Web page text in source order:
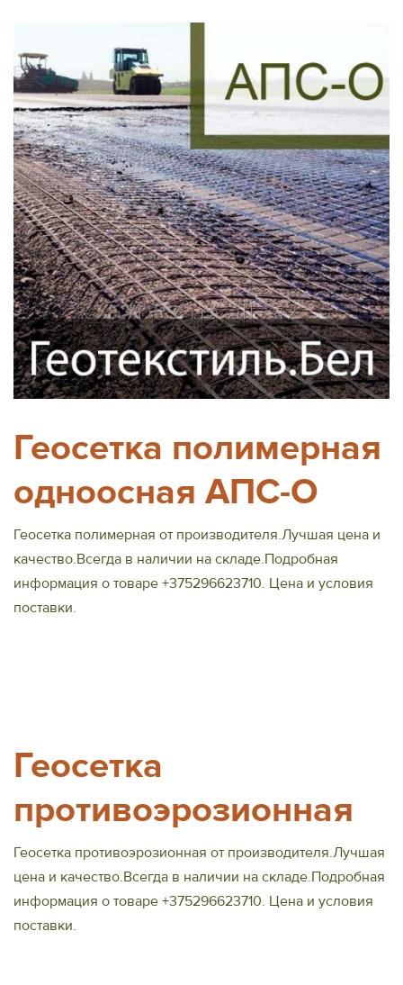
Геосетка полимерная
одноосная АПС-О
Геосетка полимерная от производителя.Лучшая цена и
качество.Всегда в наличии на складе.Подробная
информация о товаре +375296623710. Цена и условия
поставки.
Геосетка
противоэрозионная
Геосетка противоэрозионная от производителя.Лучшая
цена и качество.Всегда в наличии на складе.Подробная
информация о товаре +375296623710. Цена и условия
поставки.